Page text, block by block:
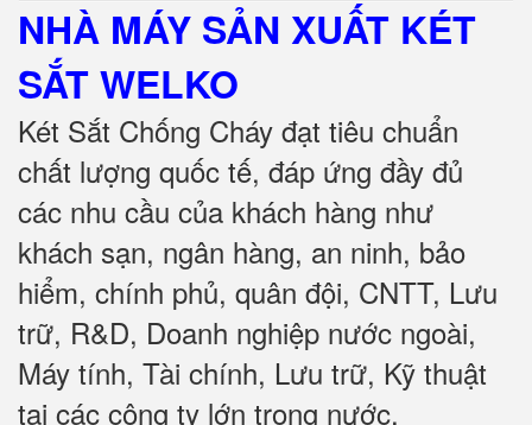
NHÀ MÁY SẢN XUẤT KÉT
SẮTWELKO
Két Sắt Chống Cháy đạt tiêu chuẩn
chất lượng quốc tế, đáp ứng đầy đủ
các nhu cầu của khách hàng như
khách sạn, ngân hàng, an ninh, bảo
hiểm, chính phủ, quân đội, CNTT, Lưu
trữ, R&D, Doanh nghiệp nước ngoài,
Máy tính, Tài chính, Lưu trữ, Kỹ thuật
tại các công ty lớn trong nước.